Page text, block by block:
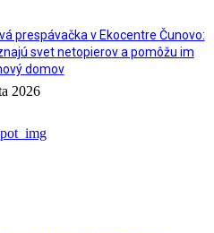
prespávačka v Ekocentre Čunovo:
svet netopierov a pomôžu im
domov
2026